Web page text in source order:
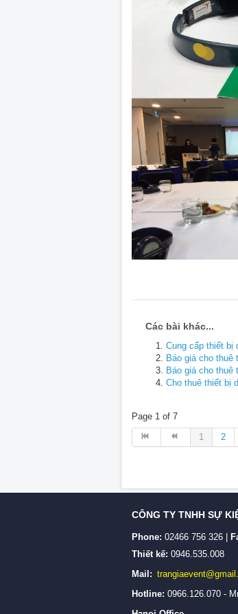
Các bài khác...
Cung cấp thiết bị
Báo giá cho thuê
Báo giá cho thuê
Cho thuê thiết bị
Page 1 of 7
1
2
CÔNG TY TNHH SỰ
Phone: 02466 756 326 |
Thiết kế: 0946.535.008
Mail:
Hotline: 0966.126.070 -